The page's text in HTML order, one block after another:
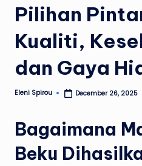
Pilihan
Kualiti,
dan Gaya
Posted
Eleni Spirou December 26, 2025
Bagaimana
Beku